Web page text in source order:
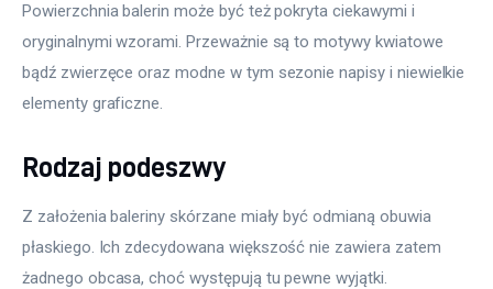
Powierzchnia balerin może być też pokryta ciekawymi i
oryginalnymi wzorami. Przeważnie są to motywy kwiatowe
bądź zwierzęce oraz modne w tym sezonie napisy i niewielkie
elementy graficzne.
Rodzaj podeszwy
Z założenia baleriny skórzane miały być odmianą obuwia
płaskiego. Ich zdecydowana większość nie zawiera zatem
żadnego obcasa, choć występują tu pewne wyjątki.